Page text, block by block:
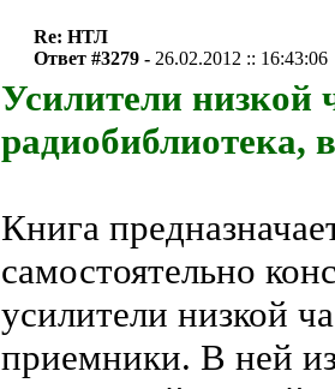
Re: НТЛ
Ответ #3279 - 26.02.2012 :: 16:43:06
Усилители низкой
Книга
самостоятельно
усилители низкой
приемники. В ней